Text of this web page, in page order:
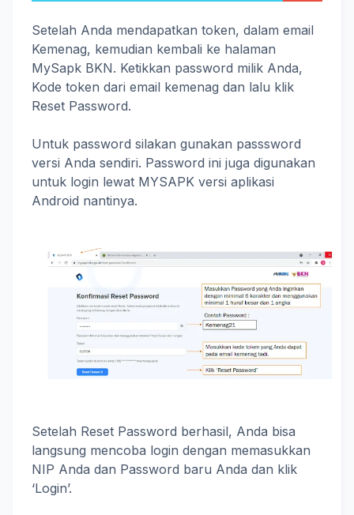
Setelah Anda mendapatkan token, dalam email
Kemenag, kemudian kembali ke halaman
MySapk BKN. Ketikkan password milik Anda,
Kode token dari email kemenag dan lalu klik
Reset Password.
Untuk password silakan gunakan passsword
versi Anda sendiri. Password ini juga digunakan
untuk login lewat MYSAPK versi aplikasi
Android nantinya.
Setelah Reset Password berhasil, Anda bisa
langsung mencoba login dengan memasukkan
NIP Anda dan Password baru Anda dan klik
‘Login’.